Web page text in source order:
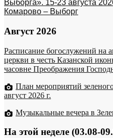
Выборга». 15-23 августа
Комарово – Выборг
Август 2026
Расписание богослужений на
церкви в честь Казанской
часовне Преображения
План мероприятий
август 2026 г.
Музыкальные вечера в
На этой неделе (03.08-